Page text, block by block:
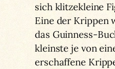
sich klitzekleine
Eine der Krippen
das Guinness-
kleinste je von
erschaffene